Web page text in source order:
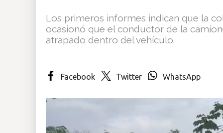
Los primeros informes indican que la
ocasionó que el conductor de la
atrapado dentro del vehículo.
Facebook Twitter WhatsApp